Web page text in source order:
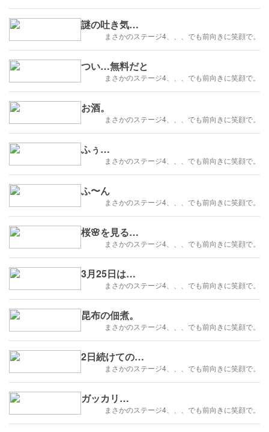
謎の吐き気…
まさかのステージ4、、、でも前向きに笑顔で。
つい…無料だと
まさかのステージ4、、、でも前向きに笑顔で。
お酒。
まさかのステージ4、、、でも前向きに笑顔で。
ふぅ…
まさかのステージ4、、、でも前向きに笑顔で。
ふ〜ん
まさかのステージ4、、、でも前向きに笑顔で。
桜🌸を見る…
まさかのステージ4、、、でも前向きに笑顔で。
3月25日は…
まさかのステージ4、、、でも前向きに笑顔で。
昆布の佃煮。
まさかのステージ4、、、でも前向きに笑顔で。
2日続けての…
まさかのステージ4、、、でも前向きに笑顔で。
ガッカリ…
まさかのステージ4、、、でも前向きに笑顔で。